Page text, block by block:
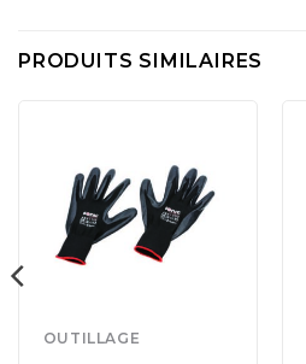
PRODUITS SIMILAIRES
OUTILLAGE